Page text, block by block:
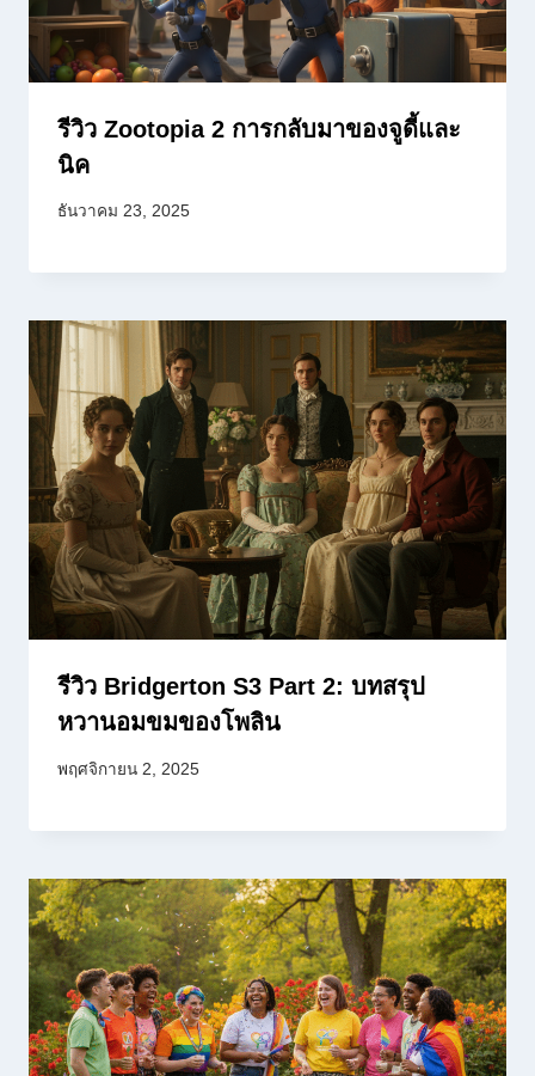
รีวิว Zootopia 2 การกลับมาของจูดี้และ
นิค
ธันวาคม 23, 2025
รีวิว Bridgerton S3 Part 2: บทสรุป
หวานอมขมของโพลิน
พฤศจิกายน 2, 2025